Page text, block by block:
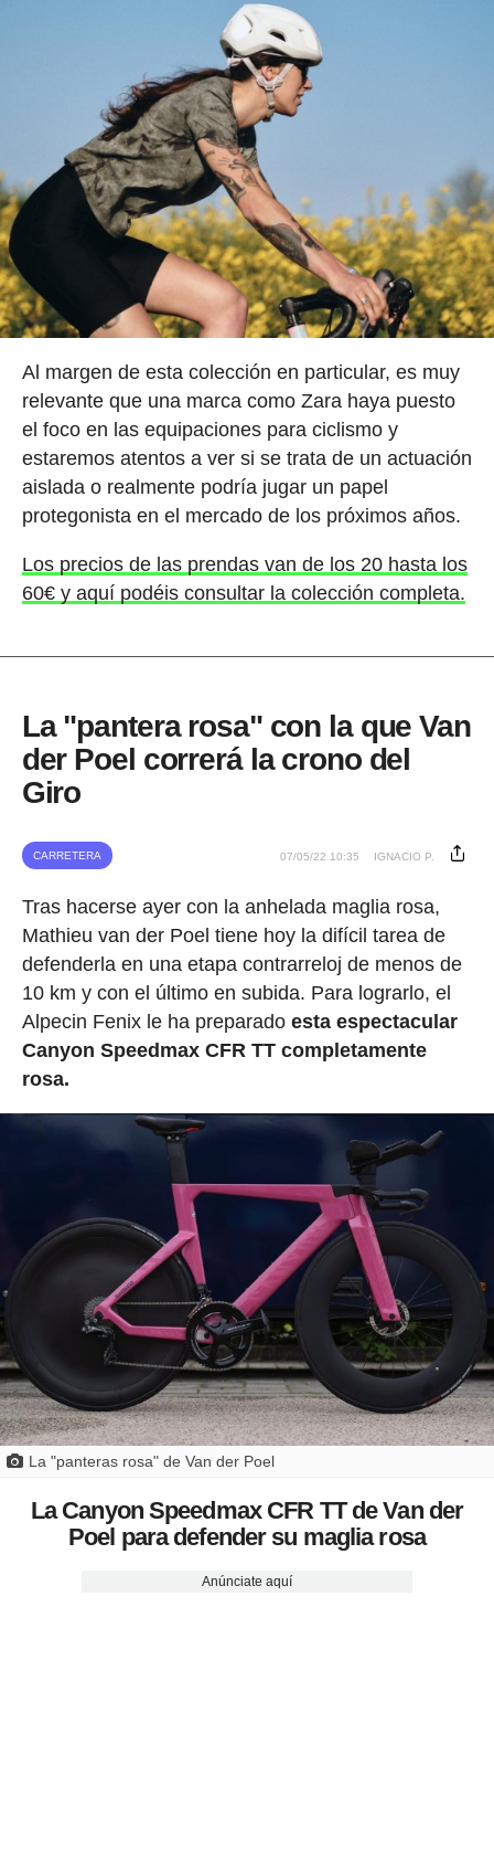
Al margen de esta colección en particular, es muy
relevante que una marca como Zara haya puesto
el foco en las equipaciones para ciclismo y
estaremos atentos a ver si se trata de un actuación
aislada o realmente podría jugar un papel
protegonista en el mercado de los próximos años.
Los precios de las prendas van de los 20 hasta los
60€ y aquí podéis consultar la colección completa.
La "pantera rosa" con la que Van
der Poel correrá la crono del
Giro
CARRETERA 07/05/22 10:35 IGNACIO P.
Tras hacerse ayer con la anhelada maglia rosa,
Mathieu van der Poel tiene hoy la difícil tarea de
defenderla en una etapa contrarreloj de menos de
10 km y con el último en subida. Para lograrlo, el
Alpecin Fenix le ha preparadoesta espectacular
Canyon Speedmax CFR TT completamente
rosa.
La "panteras rosa" de Van der Poel
La Canyon Speedmax CFR TT de Van der
Poel para defender su maglia rosa
Anúnciate aquí